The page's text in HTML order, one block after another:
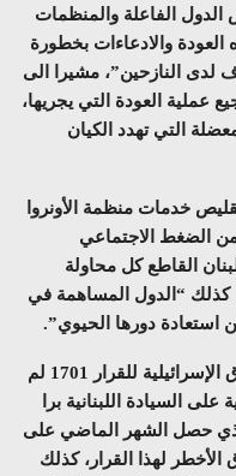
الفاعلة والمنظمات
العودة والادعاءات بخطورة
لدى النازحين”، مشيرا الى
عملية العودة التي يجريها،
التي تهدد الكيان
خدمات منظمة الأونروا
الضغط الاجتماعي
القاطع كل محاولة
كذلك “الدول المساهمة في
استعادة دورها الحيوي”.
وفيما اكد الرئيس عون على “ان الخروق الإسرائيلية للقرار 1701 لم
السيادة اللبنانية برا
حصل الشهر الماضي على
لهذا القرار، كذلك